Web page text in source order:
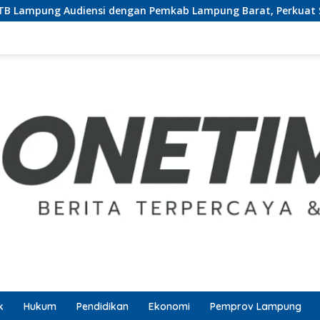
Pemkab Lampung Barat, Perkuat Sinergi Tingkatkan
Hukum Pendidikan Ekonomi Pemprov Lampung